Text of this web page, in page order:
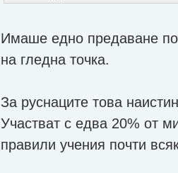
Имаше едно предаване
на гледна точка.
За руснаците това
Участват с едва 20% от
правили учения почти